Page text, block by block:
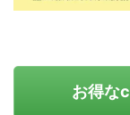
お得な